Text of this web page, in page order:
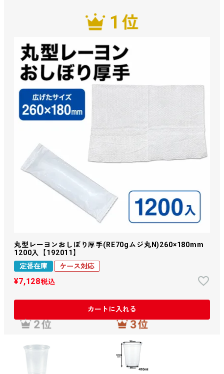
丸型レーヨンおしぼり厚手(RE70gムジ丸N)260×180mm
1200入【192011】
定番在庫
ケース対応
¥7,128税込
カートに入れる